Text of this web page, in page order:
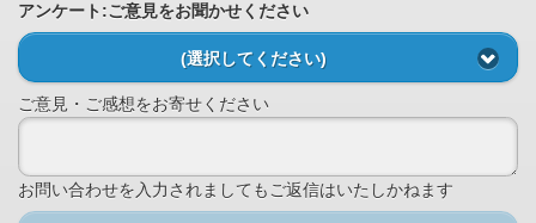
アンケート:ご意見をお聞かせください
(選択してください)
ご意見・ご感想をお寄せください
お問い合わせを入力されましてもご返信はいたしかねます